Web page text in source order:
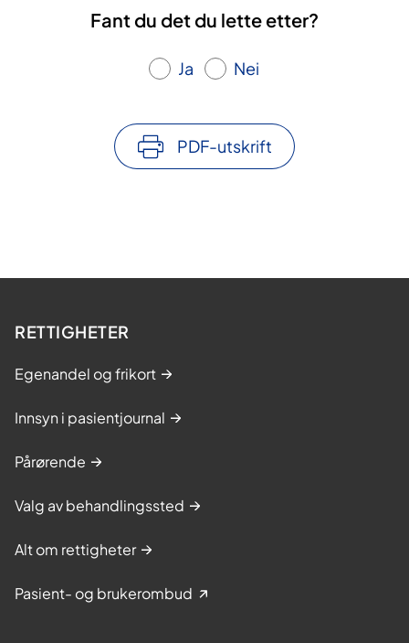
Fant du det du lette etter?
Ja Nei
PDF-utskrift
RETTIGHETER
Egenandel og frikort
Innsyn i pasientjournal
Pårørende
Valg av behandlingssted
Alt om rettigheter
Pasient- og brukerombud